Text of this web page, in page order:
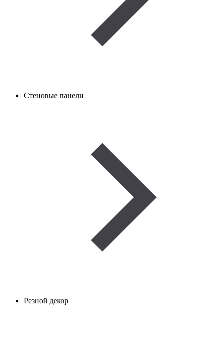
Стеновые панели
Резной декор